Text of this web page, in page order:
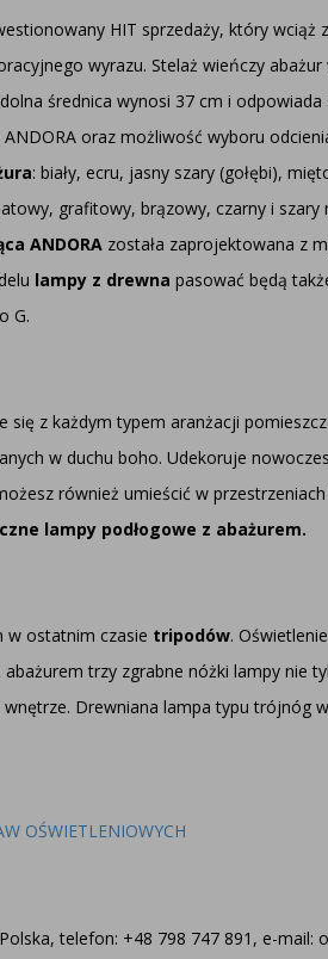
HIT sprzedaży, który wciąż
wyrazu. Stelaż wieńczy
średnica wynosi 37 cm i odpowiada
oraz możliwość wyboru
: biały, ecru, jasny szary (gołębi),
grafitowy, brązowy, czarny i szary
ANDORA została zaprojektowana z
lampy z drewna pasować będą
G.
z każdym typem aranżacji
w duchu boho. Udekoruje
również umieścić w
lampy podłogowe z abażurem.
w ostatnim czasie tripodów.
trzy zgrabne nóżki lampy nie
Drewniana lampa typu trójnóg
OŚWIETLENIOWYCH
telefon: +48 798 747 891, e-mail: